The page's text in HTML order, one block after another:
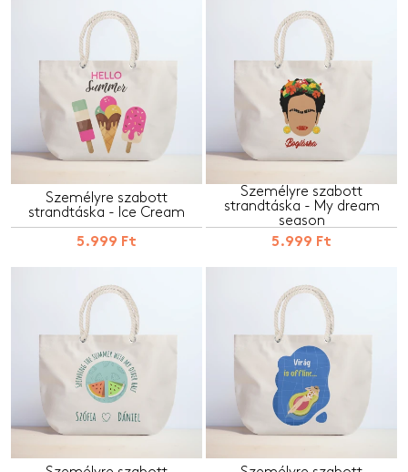
Személyre szabott
strandtáska - Ice Cream
5.999 Ft
Személyre szabott
strandtáska - My dream
season
5.999 Ft